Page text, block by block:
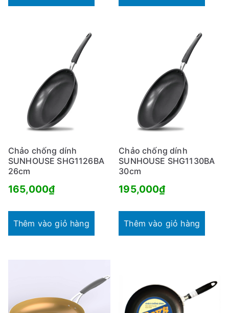
Chảo chống dính
SUNHOUSE SHG1126BA
26cm
165,000₫
Thêm vào giỏ hàng
Chảo chống dính
SUNHOUSE SHG1130BA
30cm
195,000₫
Thêm vào giỏ hàng